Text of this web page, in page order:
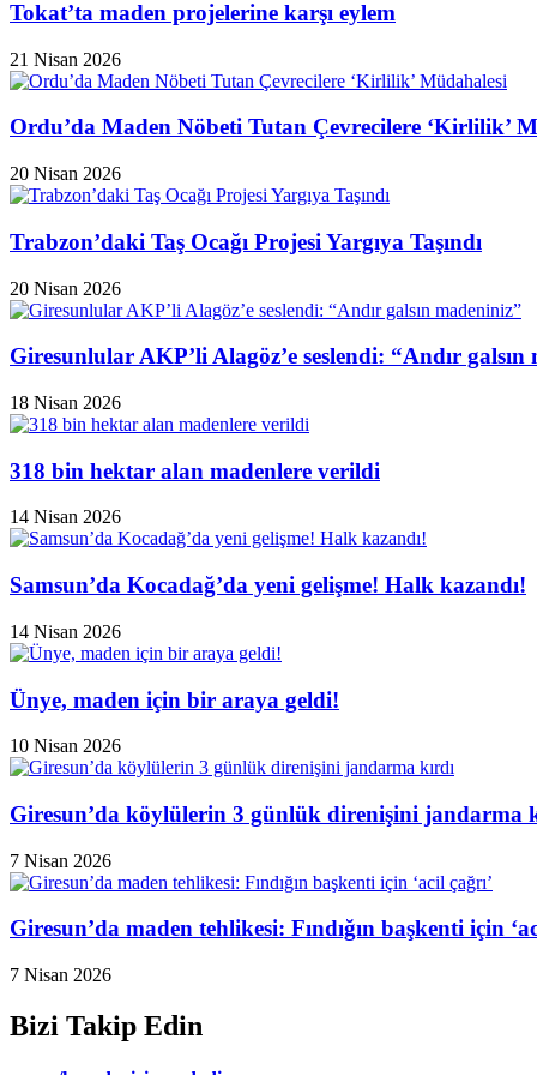
Tokat’ta maden projelerine karşı eylem
21 Nisan 2026
Ordu’da Maden Nöbeti Tutan Çevrecilere ‘Kirlilik’
20 Nisan 2026
Trabzon’daki Taş Ocağı Projesi Yargıya Taşındı
20 Nisan 2026
Giresunlular AKP’li Alagöz’e seslendi: “Andır galsın
18 Nisan 2026
318 bin hektar alan madenlere verildi
14 Nisan 2026
Samsun’da Kocadağ’da yeni gelişme! Halk kazandı!
14 Nisan 2026
Ünye, maden için bir araya geldi!
10 Nisan 2026
Giresun’da köylülerin 3 günlük direnişini jandarma
7 Nisan 2026
Giresun’da maden tehlikesi: Fındığın başkenti için
7 Nisan 2026
Bizi Takip Edin